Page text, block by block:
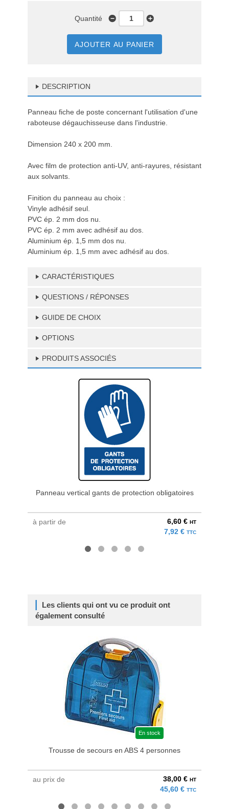
Quantité
AJOUTER AU PANIER
DESCRIPTION
Panneau fiche de poste concernant l'utilisation d'une
raboteuse dégauchisseuse dans l'industrie.
Dimension 240 x 200 mm.
Avec film de protection anti-UV, anti-rayures, résistant
aux solvants.
Finition du panneau au choix :
Vinyle adhésif seul.
PVC ép. 2 mm dos nu.
PVC ép. 2 mm avec adhésif au dos.
Aluminium ép. 1,5 mm dos nu.
Aluminium ép. 1,5 mm avec adhésif au dos.
CARACTÉRISTIQUES
QUESTIONS / RÉPONSES
GUIDE DE CHOIX
OPTIONS
PRODUITS ASSOCIÉS
Panneau vertical gants de protection obligatoires
à partir de 6,60 € HT
7,92 € TTC
Les clients qui ont vu ce produit ont
également consulté
En stock
Trousse de secours en ABS 4 personnes
au prix de 38,00 € HT
45,60 € TTC